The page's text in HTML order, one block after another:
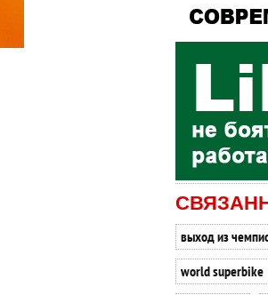
выход из
world superbike